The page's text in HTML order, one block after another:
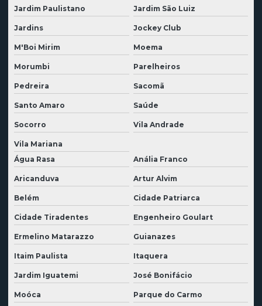
Demolidora em sp
Demolidora sustentável
Demolidora em tocantins
Desmontagem de fábrica
Desmontagem de indústria
Desmontagem industrial
Desmontagem industrial especializado
Desmontagem de instalação industrial
Desmontagem de linha de produção
Desmontagem de máquina industrial
Desmontagem de planta industrial
Desmonte de rocha com argamassa expansiva
Desmonte de rocha a frio
Desmonte de rocha a frio preço
Empresa de aluguel de máquinas
Jardim Paulistano Jardim São Luiz
Jardins Jockey Club
M'Boi Mirim Moema
Morumbi Parelheiros
Pedreira Sacomã
Santo Amaro Saúde
Socorro Vila Andrade
Vila Mariana
Água Rasa
Anália Franco
Aricanduva Artur Alvim
Belém Cidade Patriarca
Cidade Tiradentes Engenheiro Goulart
Ermelino Matarazzo Guianazes
Itaim Paulista Itaquera
Jardim Iguatemi José Bonifácio
Moóca Parque do Carmo